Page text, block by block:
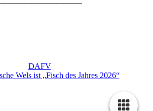
DAFV
Wels ist „Fisch des Jahres 2026“